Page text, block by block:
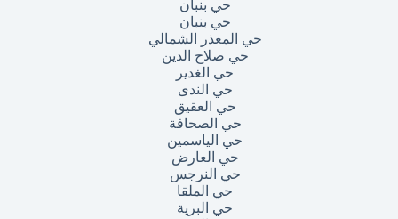
حي بنبان
حي بنبان
حي المعذر الشمالي
حي صلاح الدين
حي الغدير
حي الندى
حي العقيق
حي الصحافة
حي الياسمين
حي العارض
حي النرجس
حي الملقا
حي البرية